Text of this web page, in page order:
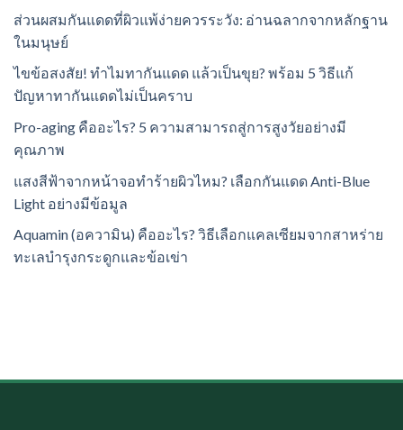
ส่วนผสมกันแดดที่ผิวแพ้ง่ายควรระวัง: อ่านฉลากจากหลักฐาน
ในมนุษย์
ไขข้อสงสัย! ทำไมทากันแดด แล้วเป็นขุย? พร้อม 5 วิธีแก้
ปัญหาทากันแดดไม่เป็นคราบ
Pro-aging คืออะไร? 5 ความสามารถสู่การสูงวัยอย่างมี
คุณภาพ
แสงสีฟ้าจากหน้าจอทำร้ายผิวไหม? เลือกกันแดด Anti-Blue
Light อย่างมีข้อมูล
Aquamin (อความิน) คืออะไร? วิธีเลือกแคลเซียมจากสาหร่าย
ทะเลบำรุงกระดูกและข้อเข่า